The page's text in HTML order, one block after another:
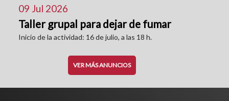
09 Jul 2026
Taller grupal para dejar de fumar
Inicio de la actividad: 16 de julio, a las 18 h.
VER MÁS ANUNCIOS